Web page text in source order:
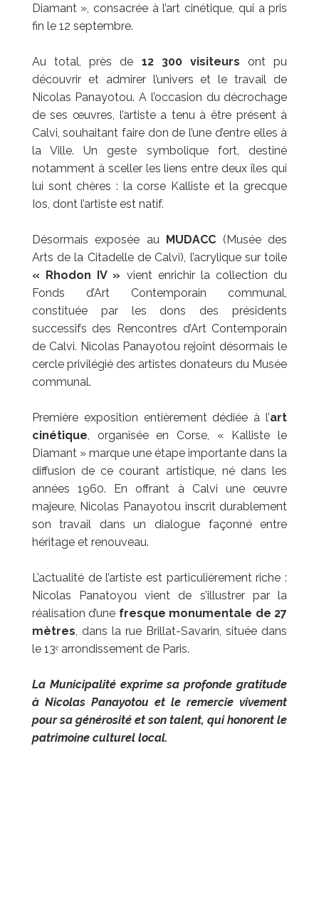
Diamant », consacrée à l’art cinétique, qui a pris
fin le 12 septembre.
Au total, près de 12 300 visiteurs ont pu
découvrir et admirer l’univers et le travail de
Nicolas Panayotou. A l’occasion du décrochage
de ses œuvres, l’artiste a tenu à être présent à
Calvi, souhaitant faire don de l’une d’entre elles à
la Ville. Un geste symbolique fort, destiné
notamment à sceller les liens entre deux îles qui
lui sont chères : la corse Kalliste et la grecque
Ios, dont l’artiste est natif.
Désormais exposée au MUDACC (Musée des
Arts de la Citadelle de Calvi), l’acrylique sur toile
« Rhodon IV » vient enrichir la collection du
Fonds d’Art Contemporain communal,
constituée par les dons des présidents
successifs des Rencontres d’Art Contemporain
de Calvi. Nicolas Panayotou rejoint désormais le
cercle privilégié des artistes donateurs du Musée
communal.
Première exposition entièrement dédiée à l’art
cinétique , organisée en Corse, « Kalliste le
Diamant » marque une étape importante dans la
diffusion de ce courant artistique, né dans les
années 1960. En offrant à Calvi une œuvre
majeure, Nicolas Panayotou inscrit durablement
son travail dans un dialogue façonné entre
héritage et renouveau.
L’actualité de l’artiste est particulièrement riche :
Nicolas Panatoyou vient de s’illustrer par la
réalisation d’une fresque monumentale de 27
mètres , dans la rue Brillat-Savarin, située dans
le 13ᵉ arrondissement de Paris.
La Municipalité exprime sa profonde gratitude
à Nicolas Panayotou et le remercie vivement
pour sa générosité et son talent, qui honorent le
patrimoine culturel local.